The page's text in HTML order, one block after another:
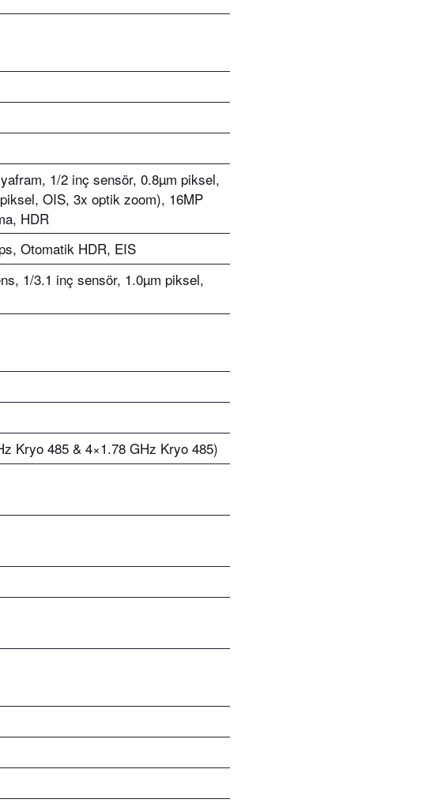
1/2 inç sensör, 0.8µm piksel,
OIS, 3x optik zoom), 16MP
HDR
Otomatik HDR, EIS
1/3.1 inç sensör, 1.0µm piksel,
Kryo 485 & 4×1.78 GHz Kryo 485)